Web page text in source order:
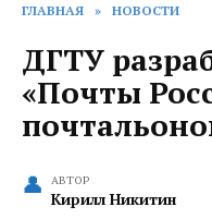
ГЛАВНАЯ » НОВОСТИ
ДГТУ
«Почты
АВТОР
Кирилл Никитин